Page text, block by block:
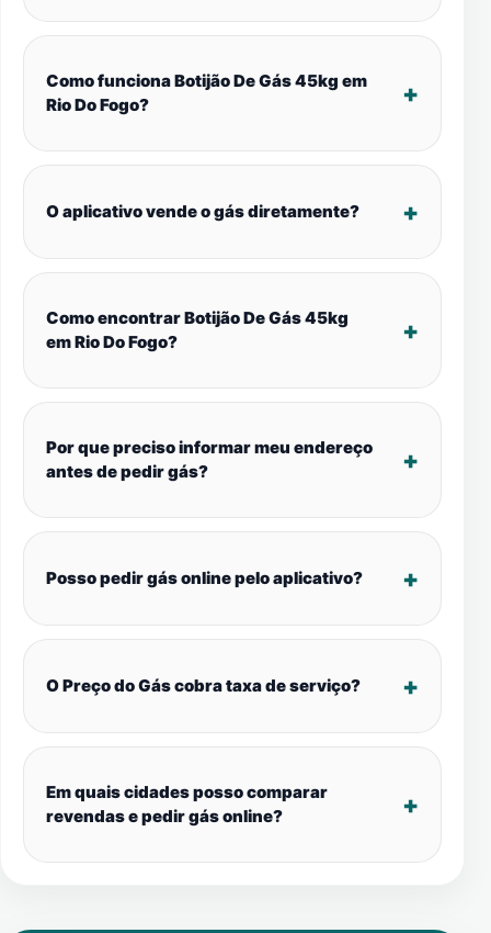
Como funciona Botijão De Gás 45kg em
Rio Do Fogo?
O aplicativo vende o gás diretamente?
Como encontrar Botijão De Gás 45kg
em Rio Do Fogo?
Por que preciso informar meu endereço
antes de pedir gás?
Posso pedir gás online pelo aplicativo?
O Preço do Gás cobra taxa de serviço?
Em quais cidades posso comparar
revendas e pedir gás online?